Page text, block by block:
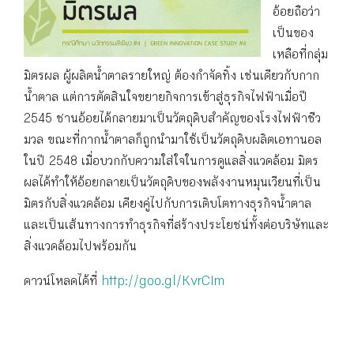
อ้อยถือว่า
เป็นของ
เหลือที่กลุ่ม
มิตรผล ผู้ผลิตน้ำตาลรายใหญ่ ต้องกำจัดทิ้ง เช่นเดียวกับกาก
น้ำตาล แต่การตัดสินใจขยายกิจการเข้าสู่ธุรกิจไฟฟ้าเมื่อปี
2545 ชานอ้อยได้กลายมาเป็นวัตถุดิบสำคัญของโรงไฟฟ้าชีว
มวล ขณะที่กากน้ำตาลก็ถูกนำมาใช้เป็นวัตถุดิบผลิตเอทานอล
ในปี 2548 เมื่อบวกกับความใส่ใจในการดูแลสิ่งแวดล้อม มิตร
ผลได้ทำให้อ้อยกลายเป็นวัตถุดิบของพลังงานหมุนเวียนที่เป็น
มิตรกับสิ่งแวดล้อม เคียงคู่ไปกับการเติบโตทางธุรกิจน้ำตาล
และเป็นเส้นทางการทำธุรกิจที่สร้างประโยชน์ทั้งต่อบริษัทและ
สิ่งแวดล้อมไปพร้อมกัน
ดาวน์โหลดได้ที่ http://goo.gl/KvrCIm